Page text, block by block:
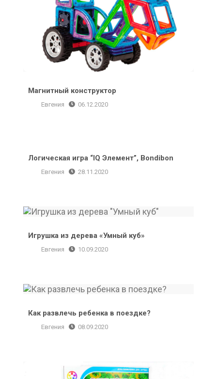
Магнитный конструктор
Евгения 06.12.2020
Логическая игра “IQ Элемент”, Bondibon
Евгения 28.11.2020
Игрушка из дерева «Умный куб»
Евгения 10.09.2020
Как развлечь ребенка в поездке?
Евгения 08.09.2020